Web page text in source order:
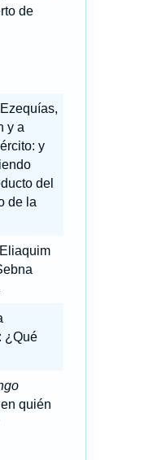
de
y a
y
del
de la
¿Qué
quién